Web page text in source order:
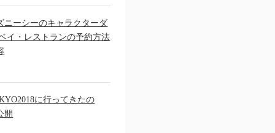
ニーシーのキャラクターダ
イ・レストランの予約方法
に行ってきたの
開